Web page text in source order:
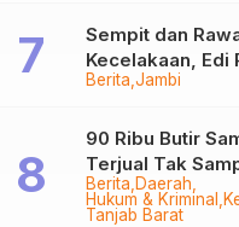
Berita Jambi
Sempit dan
Kecelakaan, Edi
Targetkan Jalan
2028
Berita Daerah
Hukum & Kriminal
Tanjab Barat
90 Ribu Butir
Terjual Tak
Setahun, Indra
Desak Audit